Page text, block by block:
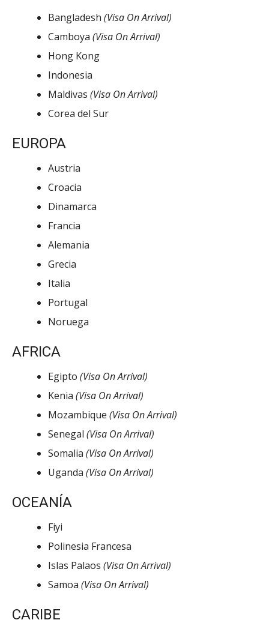
Bangladesh (Visa On Arrival)
Camboya (Visa On Arrival)
Hong Kong
Indonesia
Maldivas (Visa On Arrival)
Corea del Sur
EUROPA
Austria
Croacia
Dinamarca
Francia
Alemania
Grecia
Italia
Portugal
Noruega
AFRICA
Egipto (Visa On Arrival)
Kenia (Visa On Arrival)
Mozambique (Visa On Arrival)
Senegal (Visa On Arrival)
Somalia (Visa On Arrival)
Uganda (Visa On Arrival)
OCEANÍA
Fiyi
Polinesia Francesa
Islas Palaos (Visa On Arrival)
Samoa (Visa On Arrival)
CARIBE